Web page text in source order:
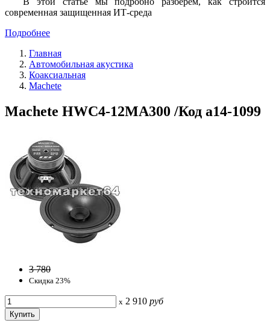
современная защищенная ИТ-среда
Подробнее
Главная
Автомобильная акустика
Коаксиальная
Machete
Machete HWC4-12MA300 /Код a14-1099
3 780
Скидка 23%
x 2 910 руб